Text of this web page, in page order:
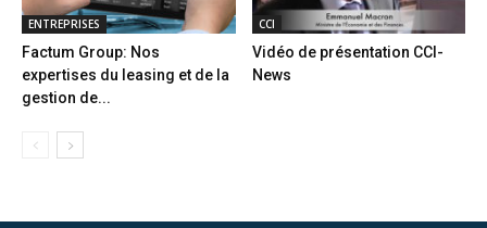
ENTREPRISES
Factum Group: Nos
expertises du leasing et de la
gestion de...
CCI
Vidéo de présentation CCI-
News